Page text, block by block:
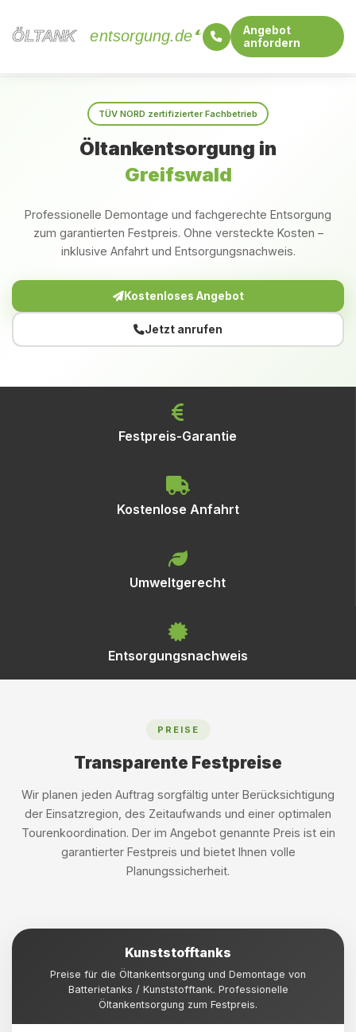
ÖLTANK
ÖLTANK entsorgung.de
Angebot
anfordern
TÜV NORD zertifizierter Fachbetrieb
Öltankentsorgung in
Greifswald
Professionelle Demontage und fachgerechte Entsorgung
zum garantierten Festpreis. Ohne versteckte Kosten –
inklusive Anfahrt und Entsorgungsnachweis.
Kostenloses Angebot
Jetzt anrufen
Festpreis-Garantie
Kostenlose Anfahrt
Umweltgerecht
Entsorgungsnachweis
PREISE
Transparente Festpreise
Wir planen jeden Auftrag sorgfältig unter Berücksichtigung
der Einsatzregion, des Zeitaufwands und einer optimalen
Tourenkoordination. Der im Angebot genannte Preis ist ein
garantierter Festpreis und bietet Ihnen volle
Planungssicherheit.
Kunststofftanks
Preise für die Öltankentsorgung und Demontage von
Batterietanks / Kunststofftank. Professionelle
Öltankentsorgung zum Festpreis.